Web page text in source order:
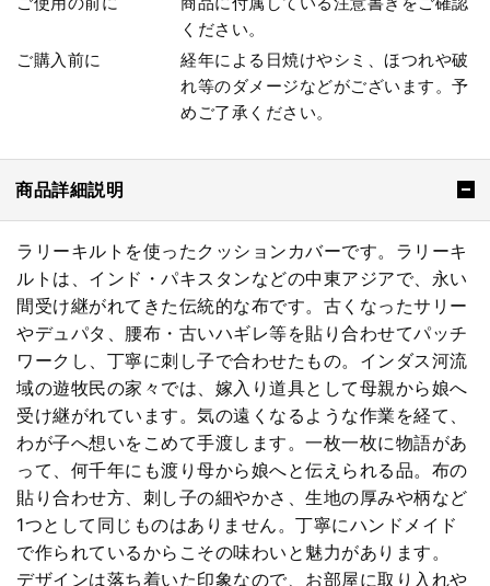
ください。
ご購入前に
経年による日焼けやシミ、ほつれや破
れ等のダメージなどがございます。予
めご了承ください。
商品詳細説明
ラリーキルトを使ったクッションカバーです。ラリーキ
ルトは、インド・パキスタンなどの中東アジアで、永い
間受け継がれてきた伝統的な布です。古くなったサリー
やデュパタ、腰布・古いハギレ等を貼り合わせてパッチ
ワークし、丁寧に刺し子で合わせたもの。インダス河流
域の遊牧民の家々では、嫁入り道具として母親から娘へ
受け継がれています。気の遠くなるような作業を経て、
わが子へ想いをこめて手渡します。一枚一枚に物語があ
って、何千年にも渡り母から娘へと伝えられる品。布の
貼り合わせ方、刺し子の細やかさ、生地の厚みや柄など
1つとして同じものはありません。丁寧にハンドメイド
で作られているからこその味わいと魅力があります。
デザインは落ち着いた印象なので、お部屋に取り入れや